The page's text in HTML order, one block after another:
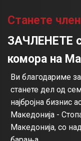
Станете
ЗАЧЛЕНЕТЕ
комора на
Ви благодариме
станете дел од
најбројна бизнис
Македонија -
Македонија, со